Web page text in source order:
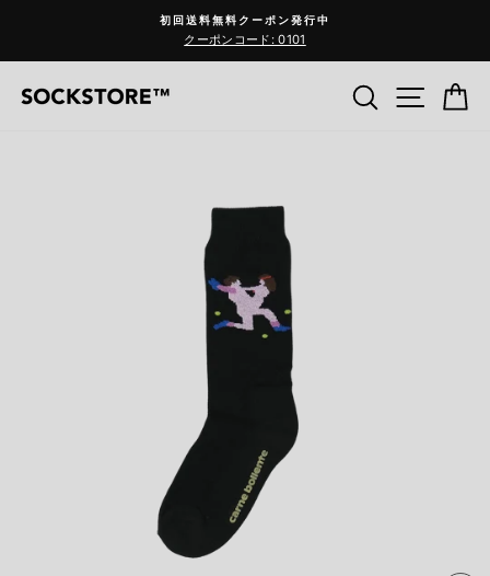
テ
Pause
初回送料無料クーポン発行中
クーポンコード: 0101
検索 サイ